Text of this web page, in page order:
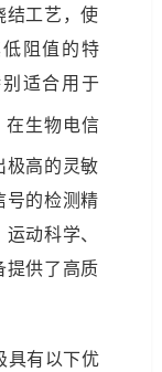
结工艺，使
阻值的特
适合用于
生物电信
极高的灵敏
号的检测精
动科学、
提供了高质
具有以下优